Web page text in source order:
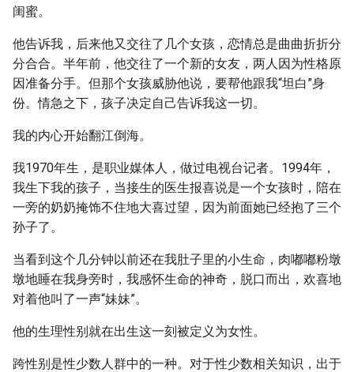
闺蜜。
他告诉我，后来他又交往了几个女孩，恋情总是曲曲折折分
分合合。半年前，他交往了一个新的女友，两人因为性格原
因准备分手。但那个女孩威胁他说，要帮他跟我“坦白”身
份。情急之下，孩子决定自己告诉我这一切。
我的内心开始翻江倒海。
我1970年生，是职业媒体人，做过电视台记者。1994年，
我生下我的孩子，当接生的医生报喜说是一个女孩时，陪在
一旁的奶奶掩饰不住地大喜过望，因为前面她已经抱了三个
孙子了。
当看到这个几分钟以前还在我肚子里的小生命，肉嘟嘟粉墩
墩地睡在我身旁时，我感怀生命的神奇，脱口而出，欢喜地
对着他叫了一声“妹妹”。
他的生理性别就在出生这一刻被定义为女性。
跨性别是性少数人群中的一种。对于性少数相关知识，出于